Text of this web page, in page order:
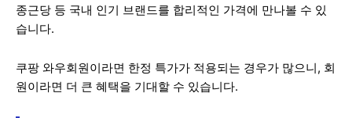
종근당 등 국내 인기 브랜드를 합리적인 가격에 만나볼 수 있
습니다.
쿠팡 와우회원이라면 한정 특가가 적용되는 경우가 많으니, 회
원이라면 더 큰 혜택을 기대할 수 있습니다.